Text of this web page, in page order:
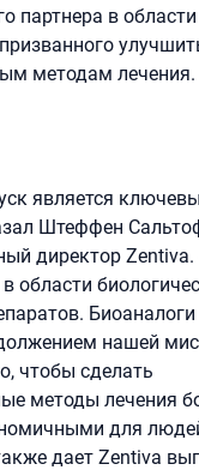
партнера в области
методам лечения.
является
Штеффен
директор
области
нашей
чтобы сделать
методы лечения
для
дает Zentiva